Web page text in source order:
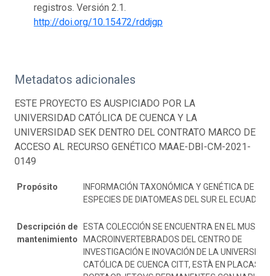
registros. Versión 2.1.
http://doi.org/10.15472/rddjgp
Metadatos adicionales
ESTE PROYECTO ES AUSPICIADO POR LA
UNIVERSIDAD CATÓLICA DE CUENCA Y LA
UNIVERSIDAD SEK DENTRO DEL CONTRATO MARCO DE
ACCESO AL RECURSO GENÉTICO MAAE-DBI-CM-2021-
0149
Propósito
INFORMACIÓN TAXONÓMICA Y GENÉTICA DE
ESPECIES DE DIATOMEAS DEL SUR EL ECUADOR
Descripción de
mantenimiento
ESTA COLECCIÓN SE ENCUENTRA EN EL MUSEO
MACROINVERTEBRADOS DEL CENTRO DE
INVESTIGACIÓN E INOVACIÓN DE LA
CATÓLICA DE CUENCA CITT, ESTÀ EN PLACAS